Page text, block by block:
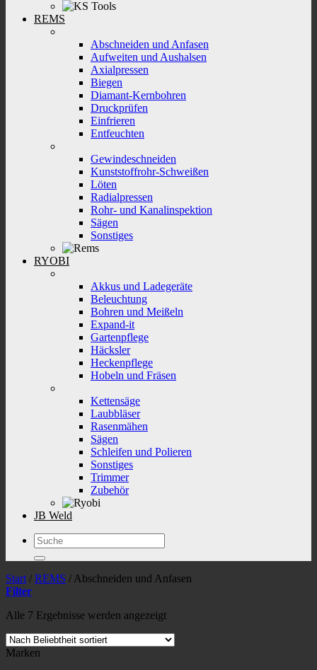
REMS
Abschneiden und Anfasen
Aufweiten und Aushalsen
Axialpressen
Biegen
Diamant-Kernbohren
Druckprüfen
Einfrieren
Entfeuchten
Gewindeschneiden
Kunststoffrohr-Schweißen
Löten
Radialpressen
Rohr- und Kanalinspektion
Sägen
Sonstiges
RYOBI
Akkus und Ladegeräte
Beleuchtung
Bohren und Meißeln
Expand-it
Gartenpflege
Häcksler
Heckenpflege
Hobeln und Fräsen
Kettensäge
Laubbläser
Rasenmähen
Sägen
Schleifen und Polieren
Sonstiges
Trimmer
Zubehör
JB Weld
Suchen
nach:
Start / REMS / Abschneiden und Anfasen
Filter
Alle 7 Ergebnisse werden angezeigtNach
sortiert
Marken